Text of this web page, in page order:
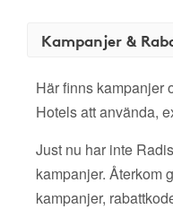
Kampanjer &
Här finns kampanjer
Hotels att använda,
Just nu har inte
kampanjer. Återkom
kampanjer,